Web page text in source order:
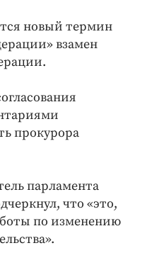
новый термин
взамен
прокурора
парламента
что «это,
по изменению